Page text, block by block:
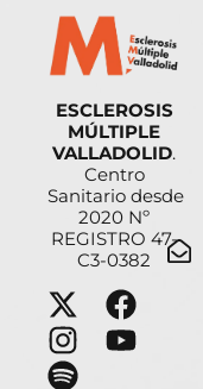
ESCLEROSIS
MÚLTIPLE
VALLADOLID.
Centro
Sanitario desde
2020 Nº
REGISTRO 47-
C3-0382